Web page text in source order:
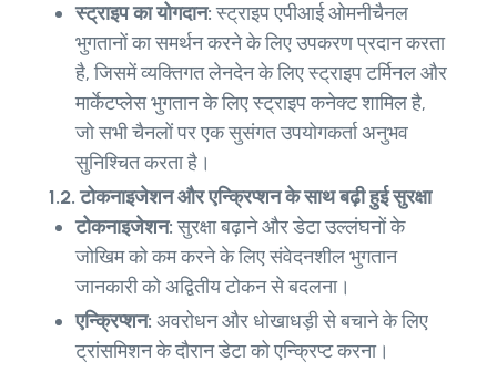
स्ट्राइप का योगदान:स्ट्राइप एपीआई ओमनीचैनल
भुगतानों का समर्थन करने के लिए उपकरण प्रदान करता
है, जिसमें व्यक्तिगत लेनदेन के लिए स्ट्राइप टर्मिनल और
मार्केटप्लेस भुगतान के लिए स्ट्राइप कनेक्ट शामिल है,
जो सभी चैनलों पर एक सुसंगत उपयोगकर्ता अनुभव
सुनिश्चित करता है।
1.2. टोकनाइजेशन और एन्क्रिप्शन के साथ बढ़ी हुई सुरक्षा
टोकनाइजेशन:सुरक्षा बढ़ाने और डेटा उल्लंघनों के
जोखिम को कम करने के लिए संवेदनशील भुगतान
जानकारी को अद्वितीय टोकन से बदलना।
एन्क्रिप्शन: अवरोधन और धोखाधड़ी से बचाने के लिए
ट्रांसमिशन के दौरान डेटा को एन्क्रिप्ट करना।